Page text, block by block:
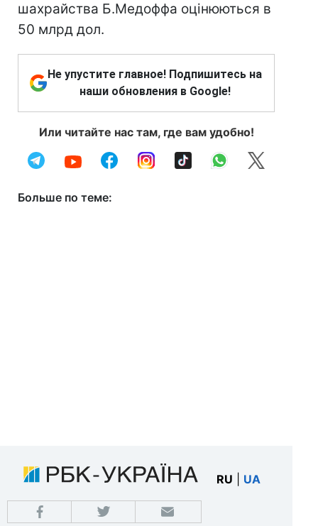
шахрайства Б.Медоффа оцінюються в
50 млрд дол.
Не упустите главное! Подпишитесь на
наши обновления в Google!
Или читайте нас там, где вам удобно!
Больше по теме:
RU UA